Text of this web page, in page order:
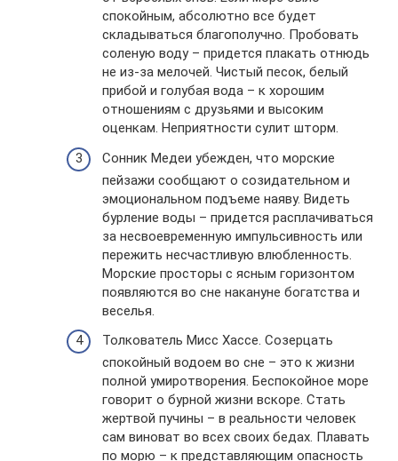
спокойным, абсолютно все будет
складываться благополучно. Пробовать
соленую воду – придется плакать отнюдь
не из-за мелочей. Чистый песок, белый
прибой и голубая вода – к хорошим
отношениям с друзьями и высоким
оценкам. Неприятности сулит шторм.
Сонник Медеи убежден, что морские
пейзажи сообщают о созидательном и
эмоциональном подъеме наяву. Видеть
бурление воды – придется расплачиваться
за несвоевременную импульсивность или
пережить несчастливую влюбленность.
Морские просторы с ясным горизонтом
появляются во сне накануне богатства и
веселья.
Толкователь Мисс Хассе. Созерцать
спокойный водоем во сне – это к жизни
полной умиротворения. Беспокойное море
говорит о бурной жизни вскоре. Стать
жертвой пучины – в реальности человек
сам виноват во всех своих бедах. Плавать
по морю – к представляющим опасность